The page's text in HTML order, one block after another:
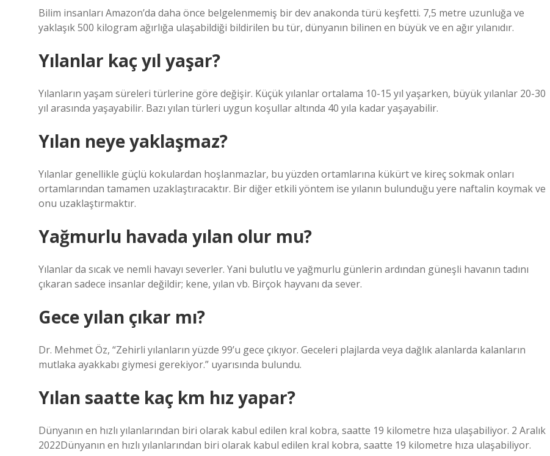
Bilim insanları Amazon’da daha önce belgelenmemiş bir dev anakonda türü keşfetti. 7,5 metre uzunluğa ve
yaklaşık 500 kilogram ağırlığa ulaşabildiği bildirilen bu tür, dünyanın bilinen en büyük ve en ağır yılanıdır.
Yılanlar kaç yıl yaşar?
Yılanların yaşam süreleri türlerine göre değişir. Küçük yılanlar ortalama 10-15 yıl yaşarken, büyük yılanlar 20-30
yıl arasında yaşayabilir. Bazı yılan türleri uygun koşullar altında 40 yıla kadar yaşayabilir.
Yılan neye yaklaşmaz?
Yılanlar genellikle güçlü kokulardan hoşlanmazlar, bu yüzden ortamlarına kükürt ve kireç sokmak onları
ortamlarından tamamen uzaklaştıracaktır. Bir diğer etkili yöntem ise yılanın bulunduğu yere naftalin koymak ve
onu uzaklaştırmaktır.
Yağmurlu havada yılan olur mu?
Yılanlar da sıcak ve nemli havayı severler. Yani bulutlu ve yağmurlu günlerin ardından güneşli havanın tadını
çıkaran sadece insanlar değildir; kene, yılan vb. Birçok hayvanı da sever.
Gece yılan çıkar mı?
Dr. Mehmet Öz, “Zehirli yılanların yüzde 99’u gece çıkıyor. Geceleri plajlarda veya dağlık alanlarda kalanların
mutlaka ayakkabı giymesi gerekiyor.” uyarısında bulundu.
Yılan saatte kaç km hız yapar?
Dünyanın en hızlı yılanlarından biri olarak kabul edilen kral kobra, saatte 19 kilometre hıza ulaşabiliyor. 2 Aralık
2022Dünyanın en hızlı yılanlarından biri olarak kabul edilen kral kobra, saatte 19 kilometre hıza ulaşabiliyor.